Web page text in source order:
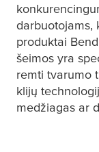
darbuotojams,
produktai
šeimos yra
remti tvarumo
klijų
medžiagas ar